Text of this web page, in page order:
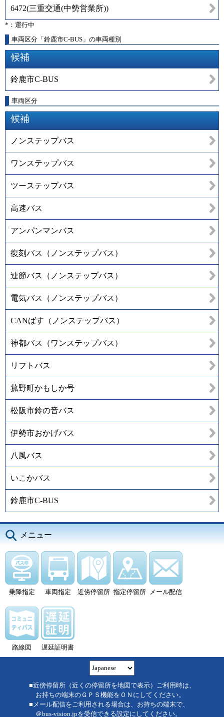
6472(三重交通(中勢営業所))
*：運行中
車両区分「鈴鹿市C-BUS」の車両種別
候補
鈴鹿市C-BUS
車両区分
候補
ノンステップバス
ワンステップバス
ツーステップバス
高速バス
アンパンマンバス
復刻バス（ノンステップバス）
連節バス（ノンステップバス）
電気バス（ノンステップバス）
CANばす（ノンステップバス）
神都バス（ワンステップバス）
リフトバス
菰野町かもしか号
松阪市鈴の音バス
伊勢市おかげバス
八風バス
いこかバス
鈴鹿市C-BUS
メニュー
乗降指定 車両指定 近傍停留所 指定停留所 メール配信
路線図 遅延証明書
■近傍停留所（近くの停留所を地図で表示）ご利用時は、
お持ちの端末のＧＰＳ機能をＯＮにしてください。
■メール配信をご利用される場合は、お持ちの端末で、
＠bus-vision.jpを受信できる設定にしてください。